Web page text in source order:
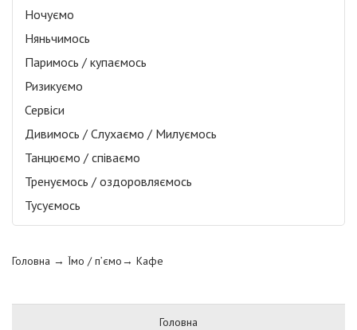
Ночуємо
Няньчимось
Паримось / купаємось
Ризикуємо
Сервіси
Дивимось / Слухаємо / Милуємось
Танцюємо / співаємо
Тренуємось / оздоровляємось
Тусуємось
Головна → Їмо / п’ємо→ Кафе
Головна